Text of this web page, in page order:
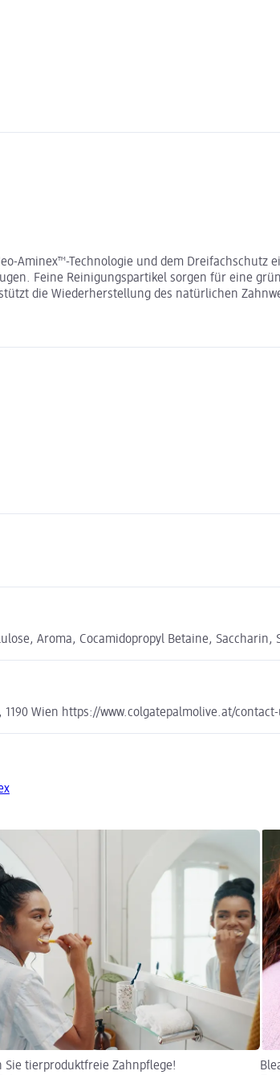
Aminex™-Technologie und dem
Feine Reinigungspartikel sorgen für eine
die Wiederherstellung des natürlichen
Aroma, Cocamidopropyl Betaine,
Wien https://www.colgatepalmolive.at/
Sie tierproduktfreie Zahnpflege!